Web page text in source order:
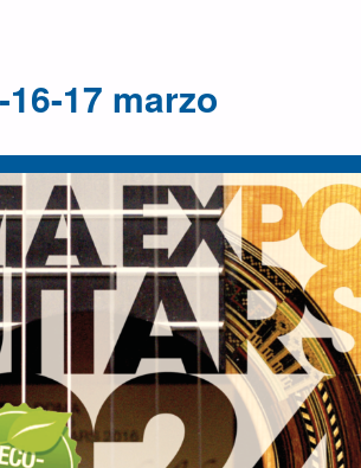
16-17 marzo